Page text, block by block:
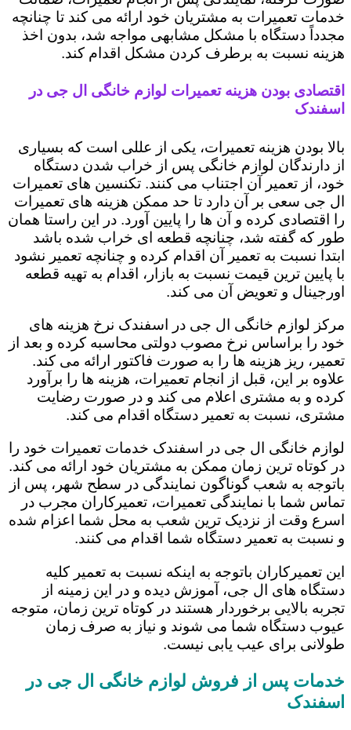
خدمات تعمیرات به مشتریان خود ارائه می کند تا چنانچه
مجدداً دستگاه با مشکل مشابهی مواجه شد، بدون اخذ
هزینه نسبت به برطرف کردن مشکل اقدام کند.
اقتصادی بودن هزینه تعمیرات لوازم خانگی ال جی در
اسفندک
بالا بودن هزینه تعمیرات، یکی از عللی است که بسیاری
از دارندگان لوازم خانگی پس از خراب شدن دستگاه
خود، از تعمیر آن اجتناب می کنند. تکنسین های تعمیرات
ال جی سعی بر آن دارد تا حد ممکن هزینه های تعمیرات
را اقتصادی کرده و آن ها را پایین آورد. در این راستا همان
طور که گفته شد، چنانچه قطعه ای خراب شده باشد
ابتدا نسبت به تعمیر آن اقدام کرده و چنانچه تعمیر نشود
با پایین ترین قیمت نسبت به بازار، اقدام به تهیه قطعه
اورجینال و تعویض آن می کند.
مرکز لوازم خانگی ال جی در اسفندک نرخ هزینه های
خود را براساس نرخ مصوب دولتی محاسبه کرده و بعد از
تعمیر، ریز هزینه ها را به صورت فاکتور ارائه می کند.
علاوه بر این، قبل از انجام تعمیرات، هزینه ها را برآورد
کرده و به مشتری اعلام می کند و در صورت رضایت
مشتری، نسبت به تعمیر دستگاه اقدام می کند.
لوازم خانگی ال جی در اسفندک خدمات تعمیرات خود را
در کوتاه ترین زمان ممکن به مشتریان خود ارائه می کند.
باتوجه به شعب گوناگون نمایندگی در سطح شهر، پس از
تماس شما با نمایندگی تعمیرات، تعمیرکاران مجرب در
اسرع وقت از نزدیک ترین شعب به محل شما اعزام شده
و نسبت به تعمیر دستگاه شما اقدام می کنند.
این تعمیرکاران باتوجه به اینکه نسبت به تعمیر کلیه
دستگاه های ال جی، آموزش دیده و در این زمینه از
تجربه بالایی برخوردار هستند در کوتاه ترین زمان، متوجه
عیوب دستگاه شما می شوند و نیاز به صرف زمان
طولانی برای عیب یابی نیست.
خدمات پس از فروش لوازم خانگی ال جی در
اسفندک